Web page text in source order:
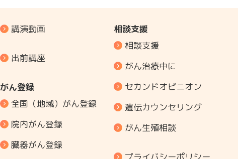
講演動画
出前講座
がん登録
全国（地域）がん登録
院内がん登録
臓器がん登録
相談支援
相談支援
がん治療中に
セカンドオピニオン
遺伝カウンセリング
がん生殖相談